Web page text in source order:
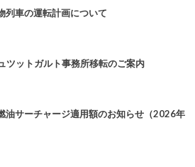
列車の運転計画について
ツットガルト事務所移転のご案内
油サーチャージ適用額のお知らせ（2026年